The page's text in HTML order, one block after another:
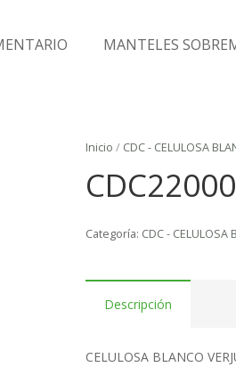
MANTELES
Inicio / CDC - CELULOSA
Categoría: CDC - CELULOSA
Descripción
CELULOSA BLANCO